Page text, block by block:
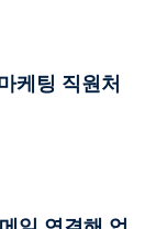
케팅 직원처